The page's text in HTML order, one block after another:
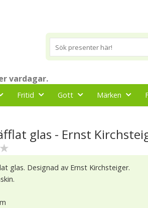
vardagar.
Fritid Gott Märken
glas - Ernst
★
glas. Designad av Ernst Kirchsteiger.